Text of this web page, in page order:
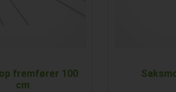
fremfører 100
cm